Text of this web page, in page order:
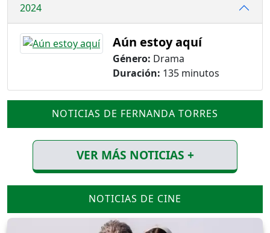
2024
Aún estoy aquí
Género: Drama
Duración: 135 minutos
NOTICIAS DE FERNANDA TORRES
VER MÁS NOTICIAS +
NOTICIAS DE CINE